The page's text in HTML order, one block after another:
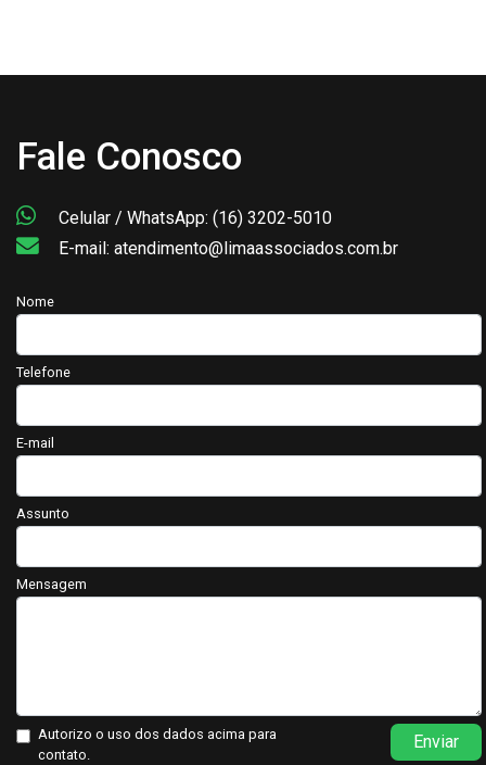
Fale Conosco
Celular / WhatsApp: (16) 3202-5010
E-mail: atendimento@limaassociados.com.br
Nome
Telefone
E-mail
Assunto
Mensagem
Autorizo o uso dos dados acima para
contato.
Enviar